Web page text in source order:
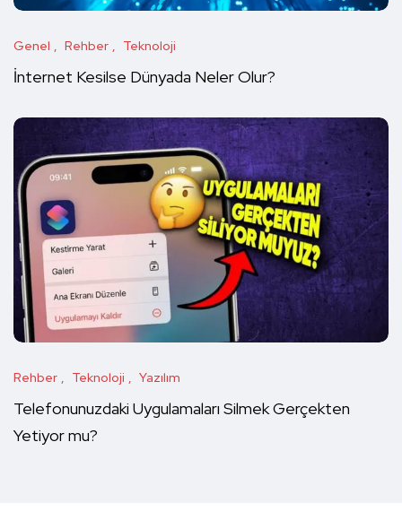
Genel Rehber Teknoloji
İnternet Kesilse Dünyada Neler Olur?
Rehber Teknoloji Yazılım
Telefonunuzdaki Uygulamaları Silmek Gerçekten
Yetiyor mu?